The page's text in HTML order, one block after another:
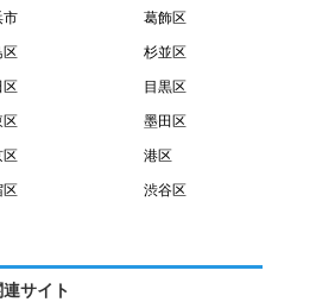
物件情報や期間、オプション等
、賃貸借契約締結後から契約期間
が賃貸借契約を解除することを意
賃貸借契約期間の途中で、利用者
を利用する上で次の各号に定める
市 葛飾区
区 杉並区
区 目黒区
区 墨田区
区 港区
区 渋谷区
サイト